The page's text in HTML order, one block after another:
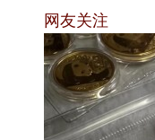
网友关注